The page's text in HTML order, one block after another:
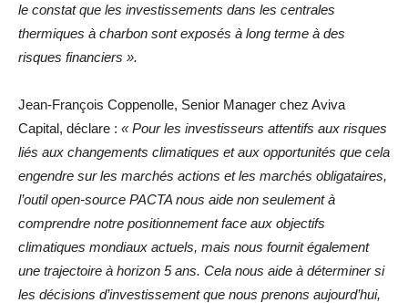
le constat que les investissements dans les centrales
thermiques à charbon sont exposés à long terme à des
risques financiers ».
Jean-François Coppenolle, Senior Manager chez Aviva
Capital, déclare : « Pour les investisseurs attentifs aux risques
liés aux changements climatiques et aux opportunités que cela
engendre sur les marchés actions et les marchés obligataires,
l’outil open-source PACTA nous aide non seulement à
comprendre notre positionnement face aux objectifs
climatiques mondiaux actuels, mais nous fournit également
une trajectoire à horizon 5 ans. Cela nous aide à déterminer si
les décisions d’investissement que nous prenons aujourd’hui,